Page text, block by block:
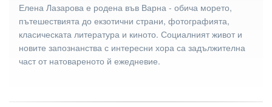
Елена Лазарова е родена във Варна - обича морето,
пътешествията до екзотични страни, фотографията,
класическата литература и киното. Социалният живот и
новите запознанства с интересни хора са задължителна
част от натовареното й ежедневие.